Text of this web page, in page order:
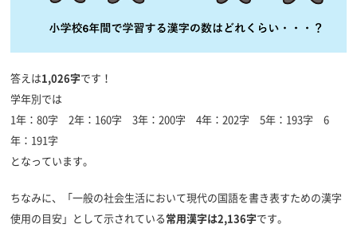
答えは1,026字です！
学年別では
1年： 80字 2年： 160字 3年： 200字 4年： 202字 5年： 193字 6
年： 191 字
となっています。
ちなみに、「一般の社会生活において現代の国語を書き表すための漢字
使用の目安」として示されている 常用漢字は2,136字です。